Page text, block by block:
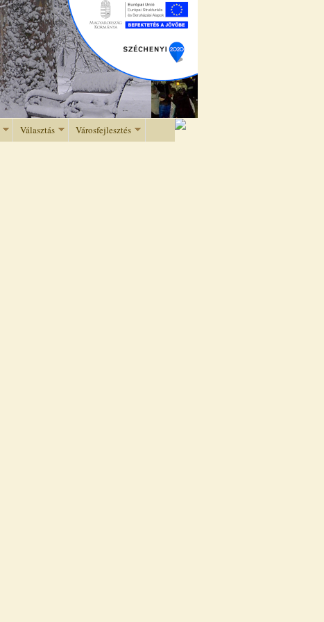
Választás Városfejlesztés